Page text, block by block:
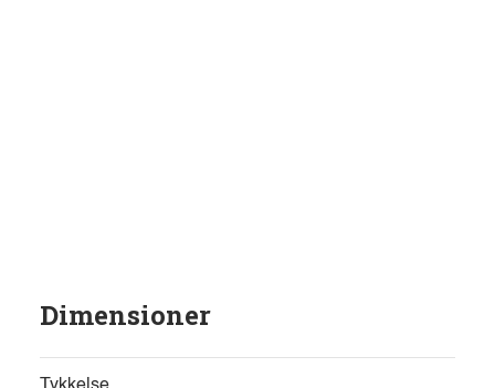
Dimensioner